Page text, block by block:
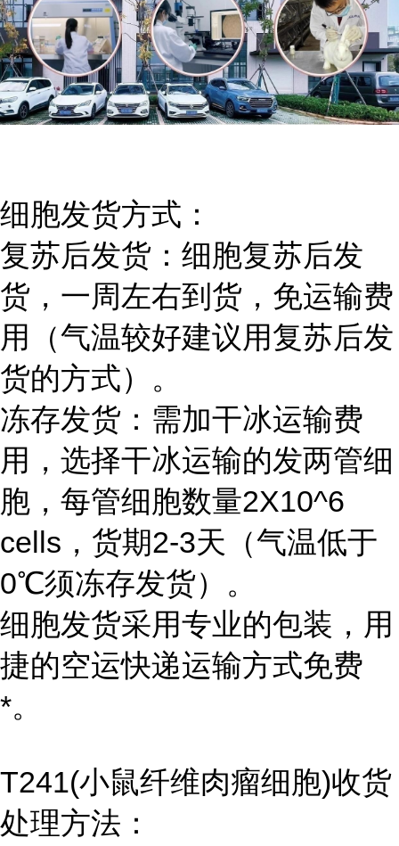
细胞发货方式：
复苏后发货：细胞复苏后发
货，一周左右到货，免运输费
用（气温较好建议用复苏后发
货的方式）。
冻存发货：需加干冰运输费
用，选择干冰运输的发两管细
胞，每管细胞数量2X10^6
cells，货期2-3天（气温低于
0℃须冻存发货）。
细胞发货采用专业的包装，用
捷的空运快递运输方式免费
*。
T241(小鼠纤维肉瘤细胞)收货
处理方法：